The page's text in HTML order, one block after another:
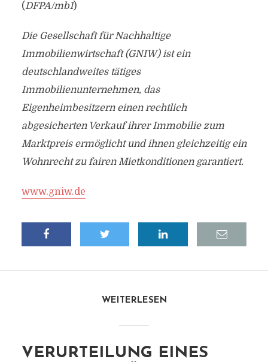
(DFPA/mb1)
Die Gesellschaft für Nachhaltige
Immobilienwirtschaft (GNIW) ist ein
deutschlandweites tätiges
Immobilienunternehmen, das
Eigenheimbesitzern einen rechtlich
abgesicherten Verkauf ihrer Immobilie zum
Marktpreis ermöglicht und ihnen gleichzeitig ein
Wohnrecht zu fairen Mietkonditionen garantiert.
www.gniw.de
WEITERLESEN
VERURTEILUNG EINES